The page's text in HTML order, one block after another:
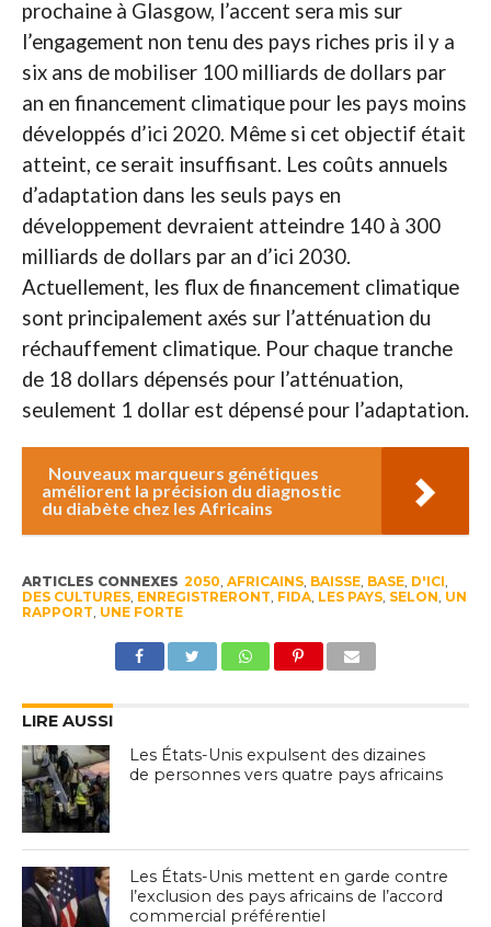
prochaine à Glasgow, l’accent sera mis sur
l’engagement non tenu des pays riches pris il y a
six ans de mobiliser 100 milliards de dollars par
an en financement climatique pour les pays moins
développés d’ici 2020. Même si cet objectif était
atteint, ce serait insuffisant. Les coûts annuels
d’adaptation dans les seuls pays en
développement devraient atteindre 140 à 300
milliards de dollars par an d’ici 2030.
Actuellement, les flux de financement climatique
sont principalement axés sur l’atténuation du
réchauffement climatique. Pour chaque tranche
de 18 dollars dépensés pour l’atténuation,
seulement 1 dollar est dépensé pour l’adaptation.
Nouveaux marqueurs génétiques
améliorent la précision du diagnostic
du diabète chez les Africains
ARTICLES CONNEXES 2050 AFRICAINS, BAISSE, BASE, D'ICI
DES CULTURES, ENREGISTRERONT FIDA, LES PAYS, SELON UN
RAPPORT UNE FORTE
LIRE AUSSI
Les États-Unis expulsent des dizaines
de personnes vers quatre pays africains
Les États-Unis mettent en garde contre
l’exclusion des pays africains de l’accord
commercial préférentiel